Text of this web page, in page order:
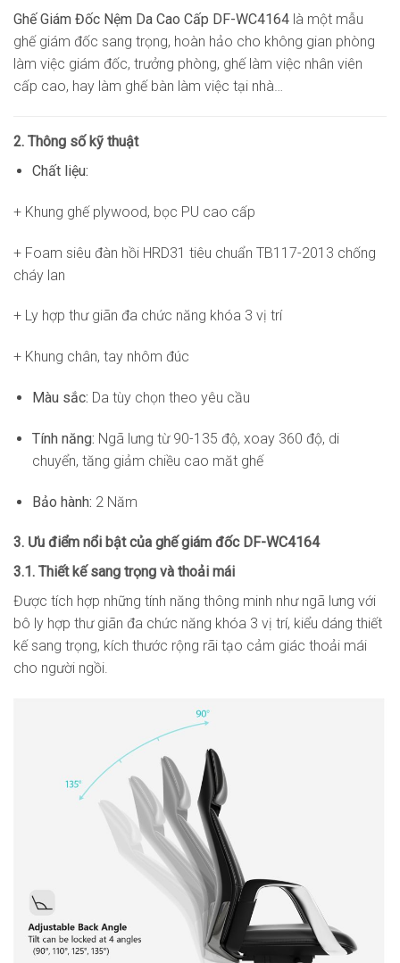
Ghế Giám Đốc Nệm Da Cao Cấp DF-WC4164 là một mẫu
ghế giám đốc sang trọng, hoàn hảo cho không gian phòng
làm việc giám đốc, trưởng phòng, ghế làm việc nhân viên
cấp cao, hay làm ghế bàn làm việc tại nhà…
2. Thông số kỹ thuật
Chất liệu:
+ Khung ghế plywood, bọc PU cao cấp
+ Foam siêu đàn hồi HRD31 tiêu chuẩn TB117-2013 chống
cháy lan
+ Ly hợp thư giãn đa chức năng khóa 3 vị trí
+ Khung chân, tay nhôm đúc
Màu sắc: Da tùy chọn theo yêu cầu
Tính năng: Ngã lưng từ 90-135 độ, xoay 360 độ, di
chuyển, tăng giảm chiều cao măt ghế
Bảo hành: 2 Năm
3. Ưu điểm nổi bật của ghế giám đốc DF-WC4164
3.1. Thiết kế sang trọng và thoải mái
Được tích hợp những tính năng thông minh như ngã lưng với
bô ly hợp thư giãn đa chức năng khóa 3 vị trí, kiểu dáng thiết
kế sang trọng, kích thước rộng rãi tạo cảm giác thoải mái
cho người ngồi.